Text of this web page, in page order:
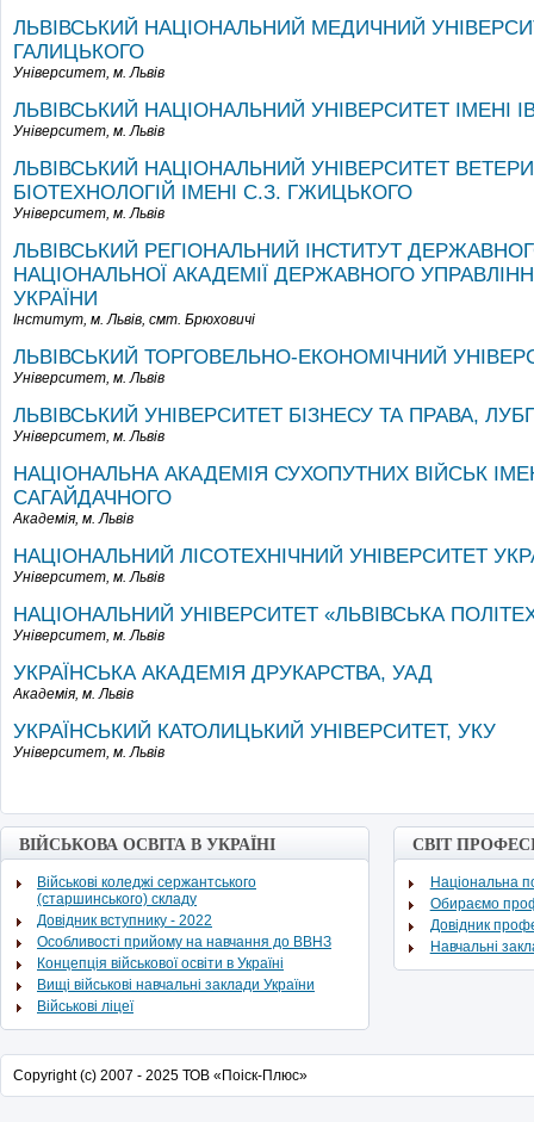
ЛЬВІВСЬКИЙ НАЦІОНАЛЬНИЙ МЕДИЧНИЙ
ГАЛИЦЬКОГО
Університет, м. Львів
ЛЬВІВСЬКИЙ НАЦІОНАЛЬНИЙ УНІВЕРСИТЕТ ІМЕНІ
Університет, м. Львів
ЛЬВІВСЬКИЙ НАЦІОНАЛЬНИЙ УНІВЕРСИТЕТ
БІОТЕХНОЛОГІЙ ІМЕНІ С.З. ГЖИЦЬКОГО
Університет, м. Львів
ЛЬВІВСЬКИЙ РЕГІОНАЛЬНИЙ ІНСТИТУТ
НАЦІОНАЛЬНОЇ АКАДЕМІЇ ДЕРЖАВНОГО
УКРАЇНИ
Інститут, м. Львів, смт. Брюховичі
ЛЬВІВСЬКИЙ ТОРГОВЕЛЬНО-ЕКОНОМІЧНИЙ
Університет, м. Львів
ЛЬВІВСЬКИЙ УНІВЕРСИТЕТ БІЗНЕСУ ТА ПРАВА,
Університет, м. Львів
НАЦІОНАЛЬНА АКАДЕМІЯ СУХОПУТНИХ ВІЙСЬК
САГАЙДАЧНОГО
Академія, м. Львів
НАЦІОНАЛЬНИЙ ЛІСОТЕХНІЧНИЙ УНІВЕРСИТЕТ
Університет, м. Львів
НАЦІОНАЛЬНИЙ УНІВЕРСИТЕТ «ЛЬВІВСЬКА
Університет, м. Львів
УКРАЇНСЬКА АКАДЕМІЯ ДРУКАРСТВА, УАД
Академія, м. Львів
УКРАЇНСЬКИЙ КАТОЛИЦЬКИЙ УНІВЕРСИТЕТ, УКУ
Університет, м. Львів
ВІЙСЬКОВА ОСВІТА В УКРАЇНІ
Військові коледжі сержантського
(старшинського) складу
Довідник вступнику - 2022
Особливості прийому на навчання до ВВНЗ
Концепція військової освіти в Україні
Вищі військові навчальні заклади України
Військові ліцеї
СВІТ
Національна
Обираємо
Довідник
Навчальні
Copyright (c) 2007 - 2025 ТОВ «Поіск-Плюс»